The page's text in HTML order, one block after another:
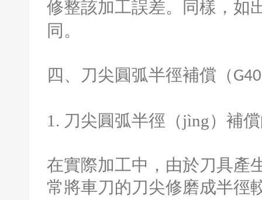
修整該加工誤差。同樣，如
同。
四、刀尖圓弧半徑補償（G40
1. 刀尖圓弧半徑（jìng）補
在實際加工中，由於刀具產
常將車刀的刀尖修磨成半徑